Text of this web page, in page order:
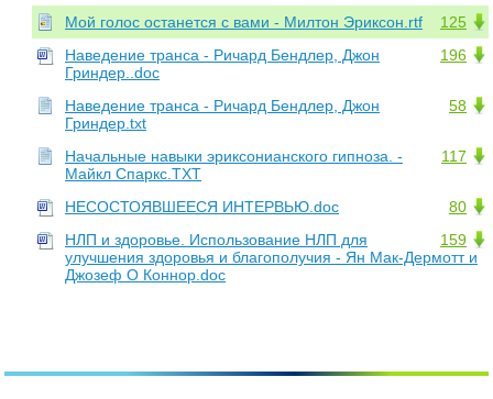
125
Мой голос останется с вами - Милтон Эриксон.rtf
196
Наведение транса - Ричард Бендлер, Джон
Гриндер..doc
58
Наведение транса - Ричард Бендлер, Джон
Гриндер.txt
117
Начальные навыки эриксонианского гипноза. -
Майкл Спаркс.TXT
80
НЕСОСТОЯВШЕЕСЯ ИНТЕРВЬЮ.doc
159
НЛП и здоровье. Использование НЛП для
улучшения здоровья и благополучия - Ян Мак-Дермотт и
Джозеф О Коннор.doc